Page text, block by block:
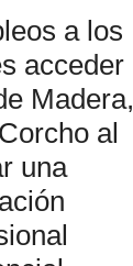
a los
acceder
Madera,
al
una